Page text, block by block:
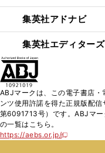
集英社アドナビ
集英社エディター
ABJマークは、この電子書店
ンツ使用許諾を得た正規版配
第6091713号）です。ABJマ
の一覧はこちら。
https://aebs.or.jp/
新